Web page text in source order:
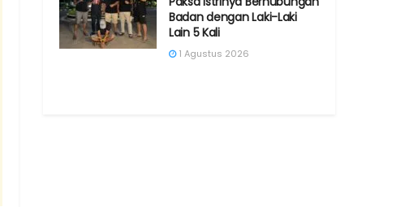
Badan dengan Laki-Laki
Lain 5 Kali
1 Agustus 2026